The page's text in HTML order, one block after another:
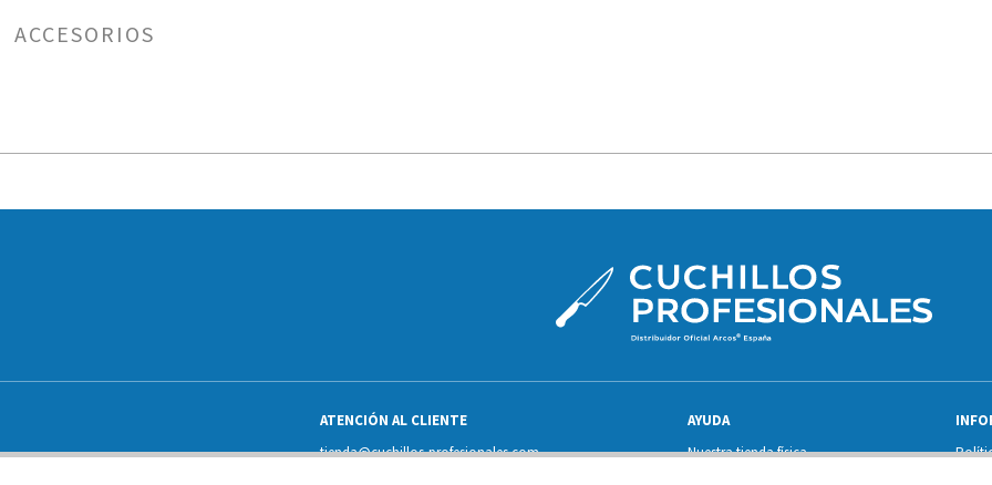
ACCESORIOS
ATENCIÓN AL CLIENTE
tienda@cuchillos-profesionales.com
AYUDA
Nuestra tienda física